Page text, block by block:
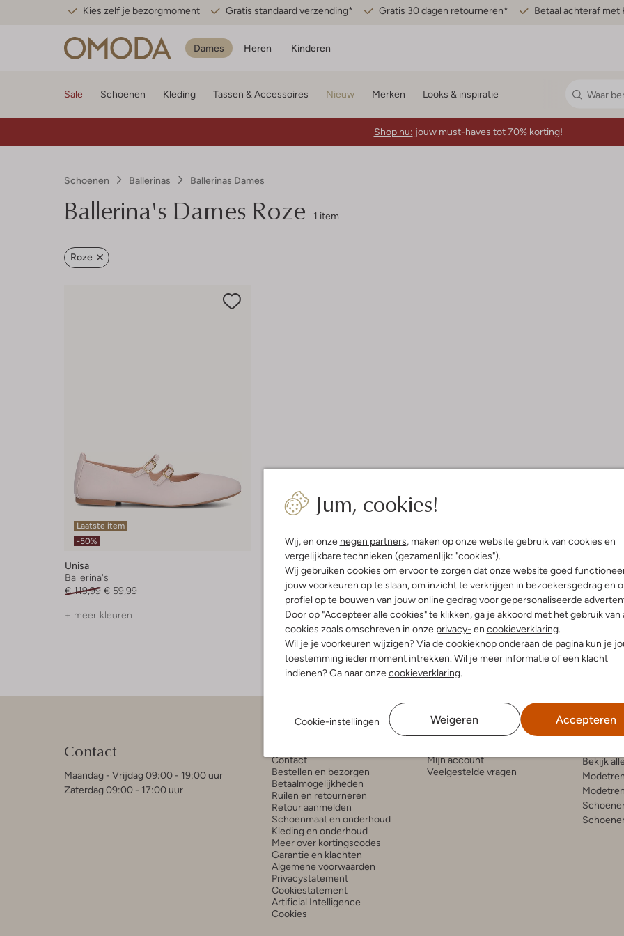
Kies zelf je bezorgmoment Gratis standaard verzending* Gratis 30 dagen retourneren* Betaal achteraf met
Dames Heren Kinderen
Jum, cookies!
Wij, en onze negen partners, maken op onze website gebruik van cookies en
vergelijkbare technieken (gezamenlijk: "cookies").
Wij gebruiken cookies om ervoor te zorgen dat onze website goed
jouw voorkeuren op te slaan, om inzicht te verkrijgen in bezoekersgedrag en
profiel op te bouwen van jouw online gedrag voor gepersonaliseerde
Door op "Accepteer alle cookies" te klikken, ga je akkoord met het gebruik van
cookies zoals omschreven in onze privacy- en cookieverklaring.
Wil je je voorkeuren wijzigen? Via de cookieknop onderaan de pagina kun je
toestemming ieder moment intrekken. Wil je meer informatie of een klacht
indienen? Ga naar onzecookieverklaring.
Cookie-instellingen Weigeren Accepteren
Sale Schoenen Kleding Tassen & Accessoires Nieuw Merken Looks & inspiratie
Shop nu: jouw must-haves tot 70% korting!
Schoenen Ballerinas Ballerinas Dames
Ballerina's Dames Roze 1 item
Roze
Laatste item
-50%
Unisa
Ballerina's
€ 119,99 € 59,99
+ meer kleuren
Contact
Maandag - Vrijdag 09:00 - 19:00 uur
Zaterdag 09:00 - 17:00 uur
Klantenservice
Contact
Bestellen en bezorgen
Betaalmogelijkheden
Ruilen en retourneren
Retour aanmelden
Schoenmaat en onderhoud
Kleding en onderhoud
Meer over kortingscodes
Garantie en klachten
Algemene voorwaarden
Privacystatement
Cookiestatement
Artificial Intelligence
Cookies
Account
Mijn account
Veelgestelde vragen
Bekijk